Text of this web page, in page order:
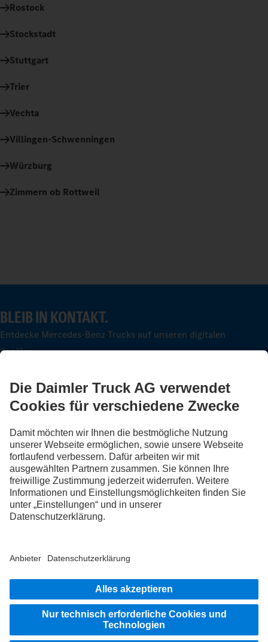
Rostock
Stockstadt
Stuttgart
Trier
Vechta
Villingen-Schwenningen
Würzburg
Zimmern ob Rottweil
BLEIB IN KONTAKT.
Entdecke Mercedes-Benz Trucks auf unseren digitalen
Kanälen.
FOLLOW THE ROADSTARS.
Tausche jetzt Erfahrungen mit anderen Truckerinnen und
Truckern aus.